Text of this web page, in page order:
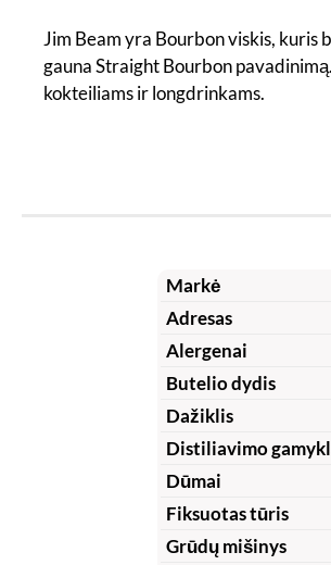
Jim Beam yra Bourbon viskis, kuris
gauna Straight Bourbon
kokteiliams ir longdrinkams.
Markė
Adresas
Alergenai
Butelio dydis
Dažiklis
Distiliavimo
Dūmai
Fiksuotas tūris
Grūdų mišinys